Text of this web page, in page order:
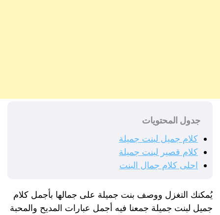
جدول المحتويات
كلام جميل لبنت جميلة
كلام قصير لبنت جميلة
احلى كلام جمال البنت
يُمكنك التغزل ووصف بنت جميلة على جمالها بأجمل كلام
جميل لبنت جميلة جمعنا فيه أجمل عبارات المديح والمحبة